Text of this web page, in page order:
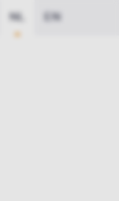
NL EN